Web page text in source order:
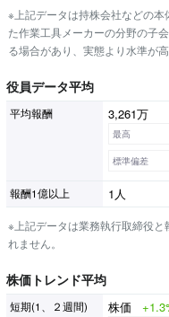
※上記データは持株会社などの
た作業工具メーカーの分野の子
る場合があり、実態より水準が
役員データ平均
平均報酬 3,261万
最高
標準偏差
報酬1億以上 1人
※上記データは業務執行取締役
れません。
株価トレンド平均
短期(1、２週間) 株価